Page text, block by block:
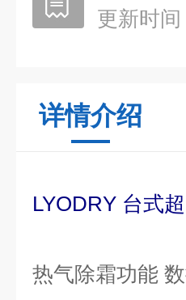
更新时间
详情介绍
LYODRY 台式
热气除霜功能